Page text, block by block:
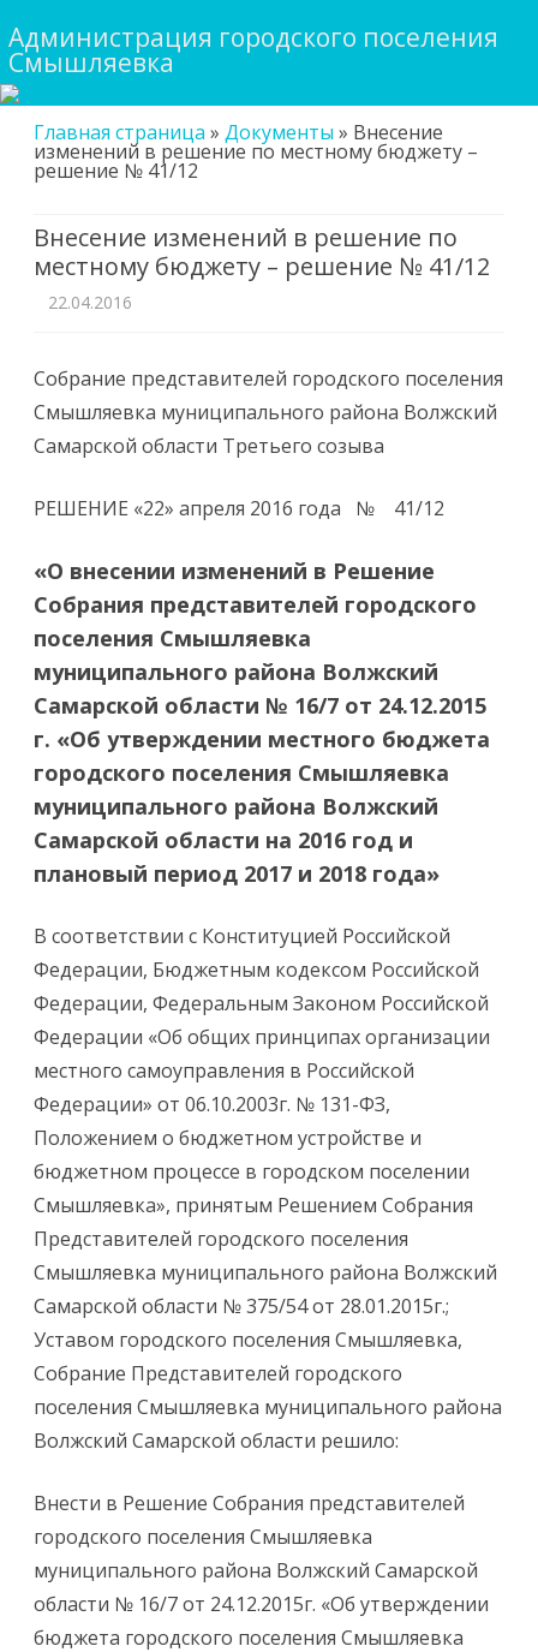
Администрация городского поселения
Смышляевка
to
content
Главная страница » Документы » Внесение
изменений в решение по местному бюджету –
решение № 41/12
Внесение изменений в решение по
местному бюджету – решение № 41/12
22.04.2016
Собрание представителей городского поселения
Смышляевка муниципального района Волжский
Самарской области Третьего созыва
РЕШЕНИЕ «22» апреля 2016 года № 41/12
«О внесении изменений в Решение
Собрания представителей городского
поселения Смышляевка
муниципального района Волжский
Самарской области № 16/7 от 24.12.2015
г. «Об утверждении местного бюджета
городского поселения Смышляевка
муниципального района Волжский
Самарской области на 2016 год и
плановый период 2017 и 2018 года»
В соответствии с Конституцией Российской
Федерации, Бюджетным кодексом Российской
Федерации, Федеральным Законом Российской
Федерации «Об общих принципах организации
местного самоуправления в Российской
Федерации» от 06.10.2003г. № 131-ФЗ,
Положением о бюджетном устройстве и
бюджетном процессе в городском поселении
Смышляевка», принятым Решением Собрания
Представителей городского поселения
Смышляевка муниципального района Волжский
Самарской области № 375/54 от 28.01.2015г.;
Уставом городского поселения Смышляевка,
Собрание Представителей городского
поселения Смышляевка муниципального района
Волжский Самарской области решило:
Внести в Решение Собрания представителей
городского поселения Смышляевка
муниципального района Волжский Самарской
области № 16/7 от 24.12.2015г. «Об утверждении
бюджета городского поселения Смышляевка